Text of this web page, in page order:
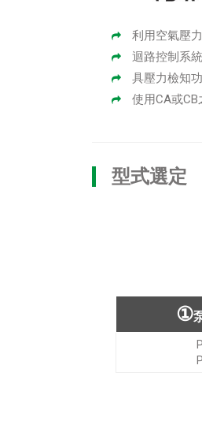
利用空氣壓
迴路控制系
具壓力檢知
使用CA或CB
型式選定
①